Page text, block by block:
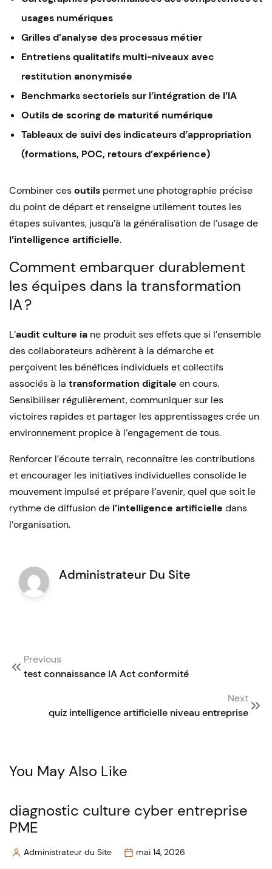
usages numériques
Grilles d’analyse des processus métier
Entretiens qualitatifs multi-niveaux avec
restitution anonymisée
Benchmarks sectoriels sur l’intégration de l’IA
Outils de scoring de maturité numérique
Tableaux de suivi des indicateurs d’appropriation
(formations, POC, retours d’expérience)
Combiner cesoutils permet une photographie précise
du point de départ et renseigne utilement toutes les
étapes suivantes, jusqu’à la généralisation de l’usage de
l’intelligence artificielle.
Comment embarquer durablement
les équipes dans la transformation
IA ?
L’audit culture ia ne produit ses effets que si l’ensemble
des collaborateurs adhèrent à la démarche et
perçoivent les bénéfices individuels et collectifs
associés à la transformation digitale en cours.
Sensibiliser régulièrement, communiquer sur les
victoires rapides et partager les apprentissages crée un
environnement propice à l’engagement de tous.
Renforcer l’écoute terrain, reconnaître les contributions
et encourager les initiatives individuelles consolide le
mouvement impulsé et prépare l’avenir, quel que soit le
rythme de diffusion de l’intelligence artificielle dans
l’organisation.
Administrateur Du Site
Post
navigation
test connaissance IA Act conformité
Previous
quiz intelligence artificielle niveau entreprise
Next
You May Also Like
diagnostic culture cyber entreprise
PME
PostedAdministrateur du Site mai 14, 2026